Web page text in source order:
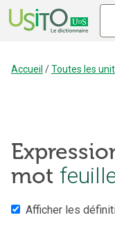
Accueil /Toutes les
mot
Afficher les